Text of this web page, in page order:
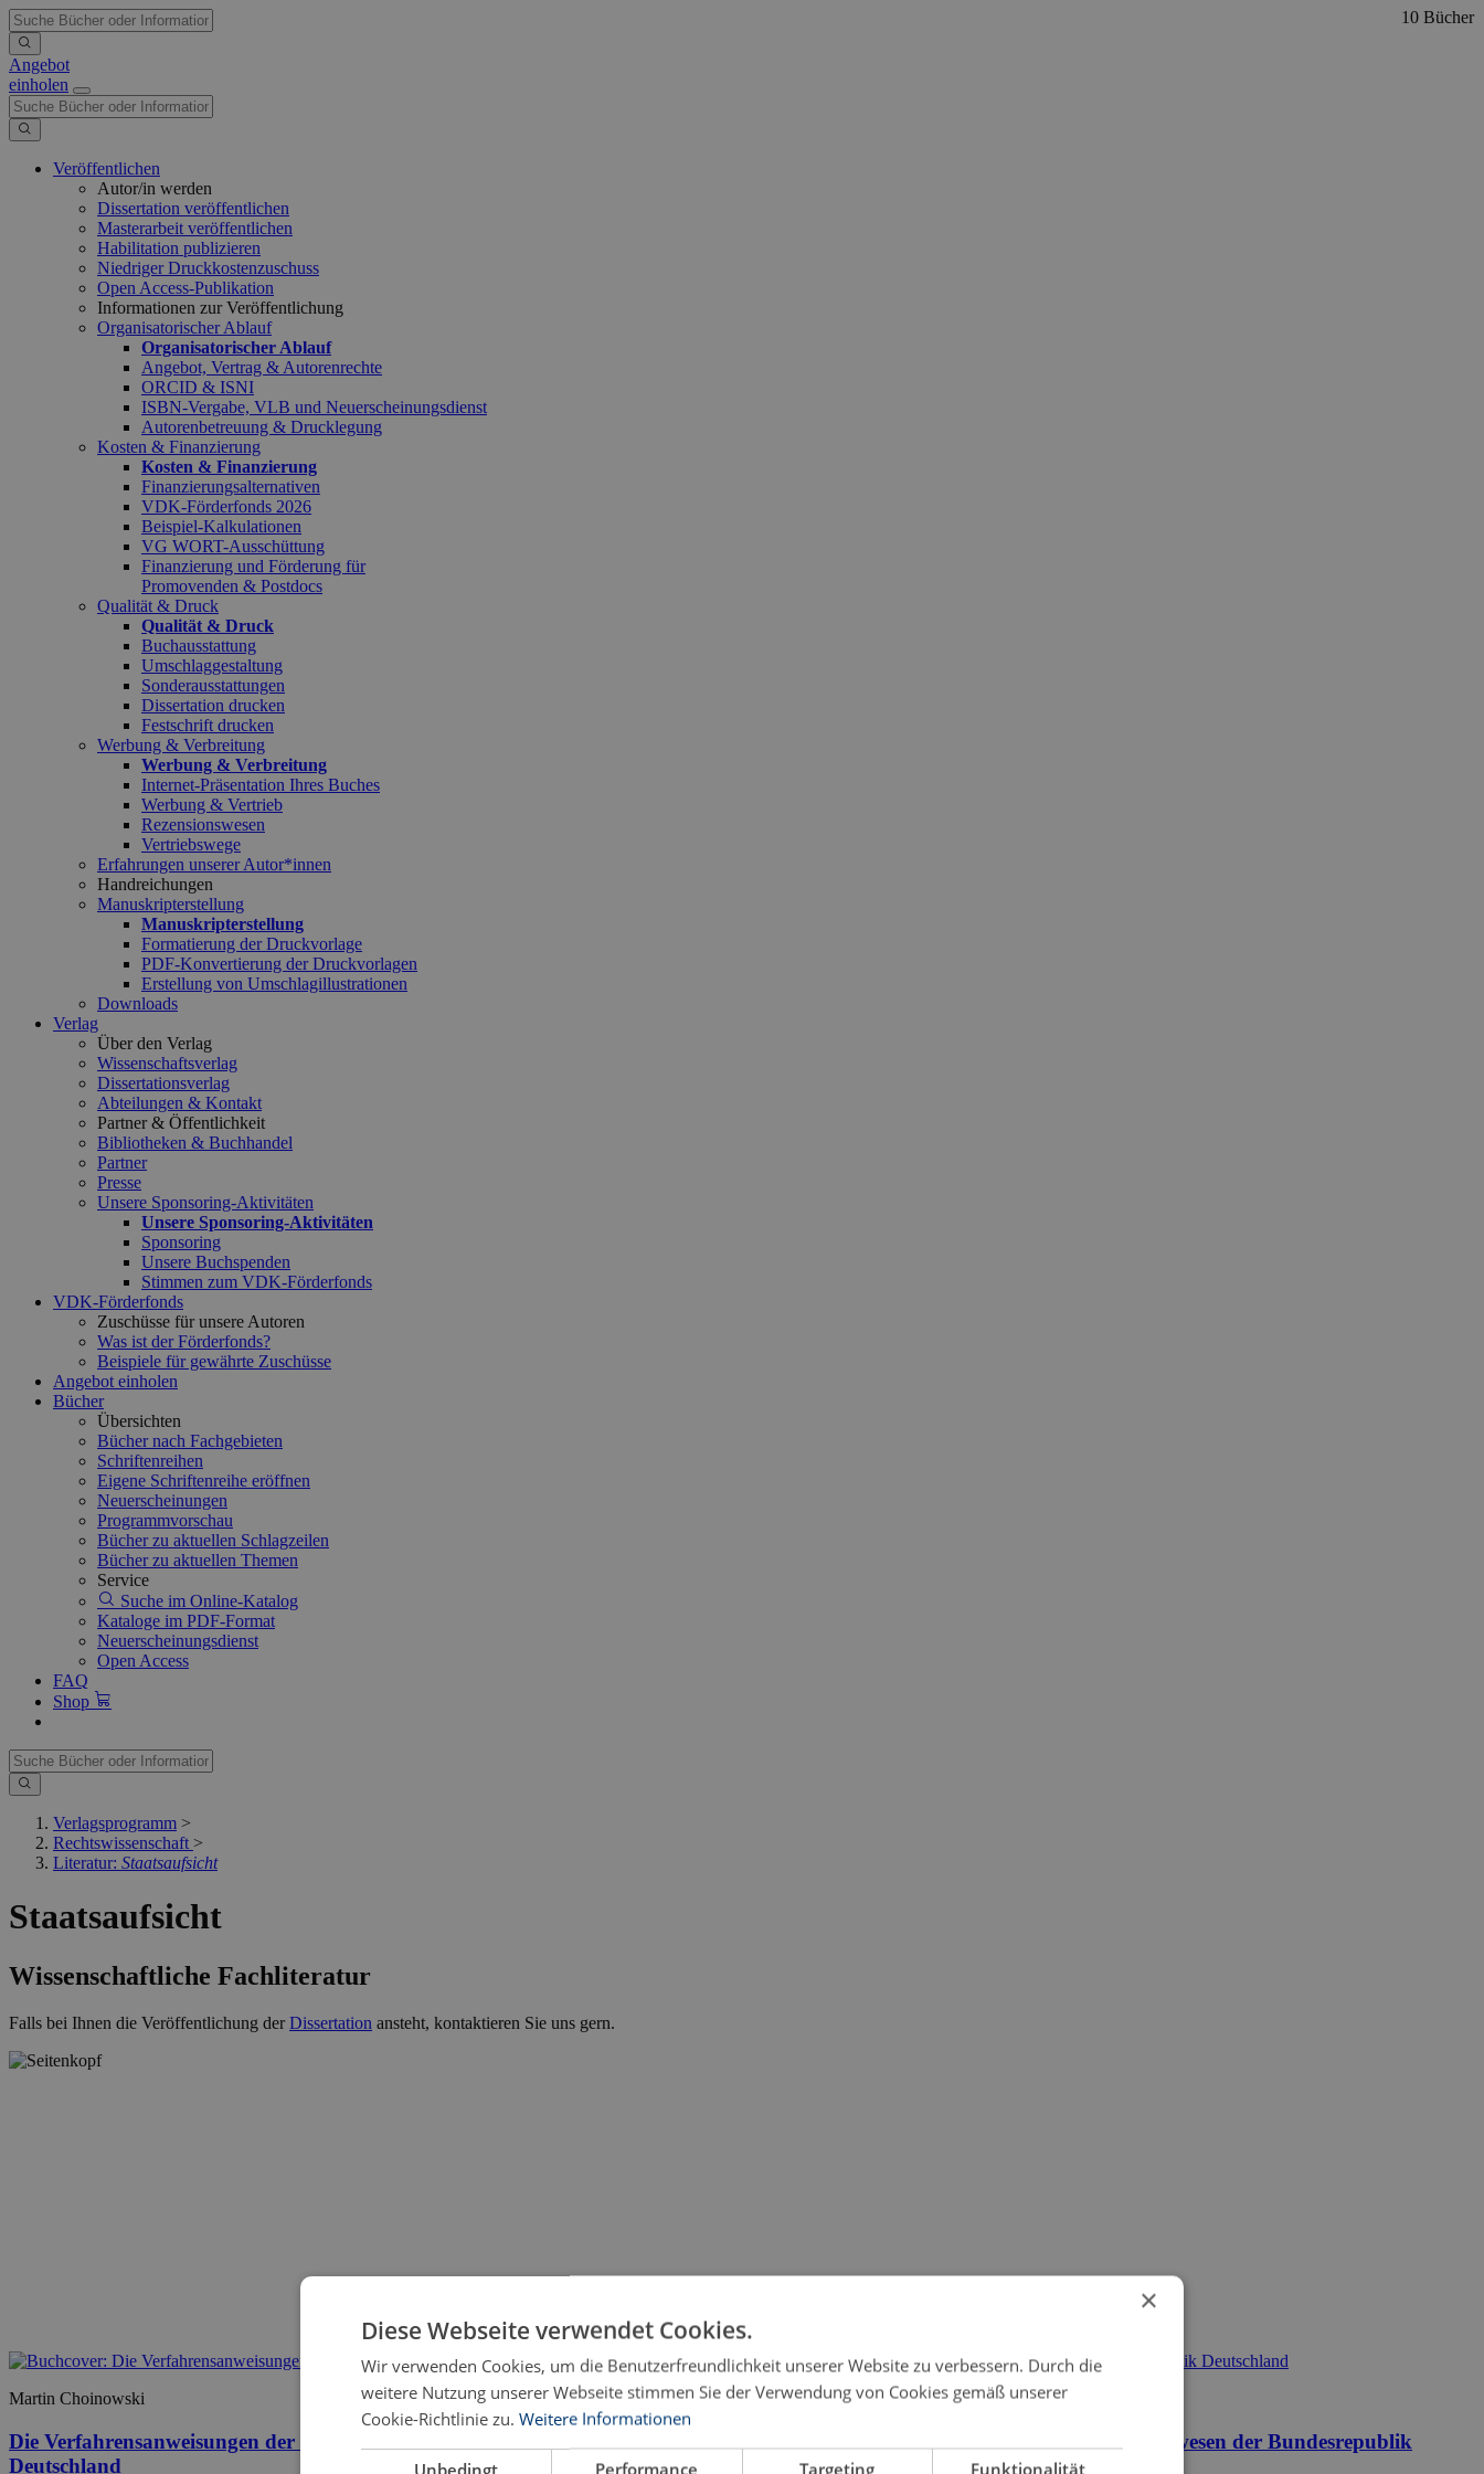
Angebot
einholen
Veröffentlichen
Autor/in werden
Dissertation veröffentlichen
Masterarbeit veröffentlichen
Habilitation publizieren
Niedriger Druckkostenzuschuss
Open Access-Publikation
Informationen zur Veröffentlichung
Organisatorischer Ablauf
Organisatorischer Ablauf
Angebot, Vertrag & Autorenrechte
ORCID & ISNI
ISBN-Vergabe, VLB und Neuerscheinungsdienst
Autorenbetreuung & Drucklegung
Kosten & Finanzierung
Kosten & Finanzierung
Finanzierungsalternativen
VDK-Förderfonds 2026
Beispiel-Kalkulationen
VG WORT-Ausschüttung
Finanzierung und Förderung für
Promovenden & Postdocs
Qualität & Druck
Qualität & Druck
Buchausstattung
Umschlaggestaltung
Sonderausstattungen
Dissertation drucken
Festschrift drucken
Werbung & Verbreitung
Werbung & Verbreitung
Internet-Präsentation Ihres Buches
Werbung & Vertrieb
Rezensionswesen
Vertriebswege
Erfahrungen unserer Autor*innen
Handreichungen
Manuskripterstellung
Manuskripterstellung
Formatierung der Druckvorlage
PDF-Konvertierung der Druckvorlagen
Erstellung von Umschlagillustrationen
Downloads
Verlag
Über den Verlag
Wissenschaftsverlag
Dissertationsverlag
Abteilungen & Kontakt
Partner & Öffentlichkeit
Bibliotheken & Buchhandel
Partner
Presse
Unsere Sponsoring-Aktivitäten
Unsere Sponsoring-Aktivitäten
Sponsoring
Unsere Buchspenden
Stimmen zum VDK-Förderfonds
VDK-Förderfonds
Zuschüsse für unsere Autoren
Was ist der Förderfonds?
Beispiele für gewährte Zuschüsse
Angebot einholen
Bücher
Übersichten
Bücher nach Fachgebieten
Schriftenreihen
Eigene Schriftenreihe eröffnen
Neuerscheinungen
Programmvorschau
Bücher zu aktuellen Schlagzeilen
Bücher zu aktuellen Themen
Service
Suche im Online-Katalog
Kataloge im PDF-Format
Neuerscheinungsdienst
Open Access
FAQ
Shop
Verlagsprogramm >
Rechtswissenschaft >
Literatur: Staatsaufsicht
10 Bücher
Staatsaufsicht
Wissenschaftliche Fachliteratur
Falls bei Ihnen die Veröffentlichung derDissertation ansteht, kontaktieren Sie uns gern.
Martin Choinowski
Die Verfahrensanweisungen der Koordinierungsstelle nach § 11 Abs. 1a S. 2 TPG und die staatliche Aufsicht im Transplantationswesen der Bundesrepublik
Deutschland
×
Diese Webseite verwendet Cookies.
Wir verwenden Cookies, um die Benutzerfreundlichkeit unserer Website zu verbessern. Durch die
weitere Nutzung unserer Webseite stimmen Sie der Verwendung von Cookies gemäß unserer
Cookie-Richtlinie zu. Weitere Informationen
Unbedingt
Performance Targeting Funktionalität